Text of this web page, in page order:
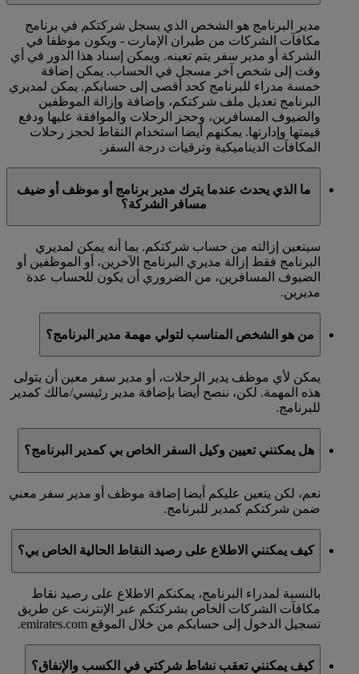
مدير البرنامج هو الشخص الذي يسجل شركتكم في برنامج
مكافآت الشركات من طيران الإمارت - ويكون موظفا في
الشركة أو مدير سفر يتم تعينه. ويمكن إسناد هذا الدور في أي
وقت إلى شخص آخر مسجل في الحساب. يمكن إضافة
خمسة مدراء للبرنامج كحد أقصى إلى حسابكم. يمكن لمديري
البرنامج تعديل ملف شركتكم، وإضافة وإزالة الموظفين
والضيوف المسافرين، وحجز الرحلات والموافقة عليها ودفع
قيمتها وإدارتها. يمكنهم أيضا استخدام النقاط لحجز رحلات
المكافآت الديناميكية وترقيات درجة السفر.
ما الذي يحدث عندما يترك مدير برنامج أو موظف أو ضيف
مسافر الشركة؟
سيتعين إزالته من حساب شركتكم. بما أنه يمكن لمديري
البرنامج فقط إزالة مديري البرنامج الآخرين، أو الموظفين أو
الضيوف المسافرين، من الضروري أن يكون للحساب عدة
مديرين.
من هو الشخص المناسب لتولي مهمة مدير البرنامج؟
يمكن لأي موظف يدير الرحلات، أو مدير سفر معين أن يتولى
هذه المهمة. لكن، ننصح أيضا بإضافة مدير رئيسي/مالك كمدير
للبرنامج.
هل يمكنني تعيين وكيل السفر الخاص بي كمدير البرنامج؟
نعم، لكن يتعين عليكم أيضا إضافة موظف أو مدير سفر معني
ضمن شركتكم كمدير للبرنامج.
كيف يمكنني الاطلاع على رصيد النقاط الحالية الخاص بي؟
بالنسبة لمدراء البرنامج، يمكنكم الاطلاع على رصيد نقاط
مكافآت الشركات الخاص بشركتكم عبر الإنترنت عن طريق
تسجيل الدخول إلى حسابكم من خلال الموقع emirates.com.
كيف يمكنني تعقب نشاط شركتي في الكسب والإنفاق؟